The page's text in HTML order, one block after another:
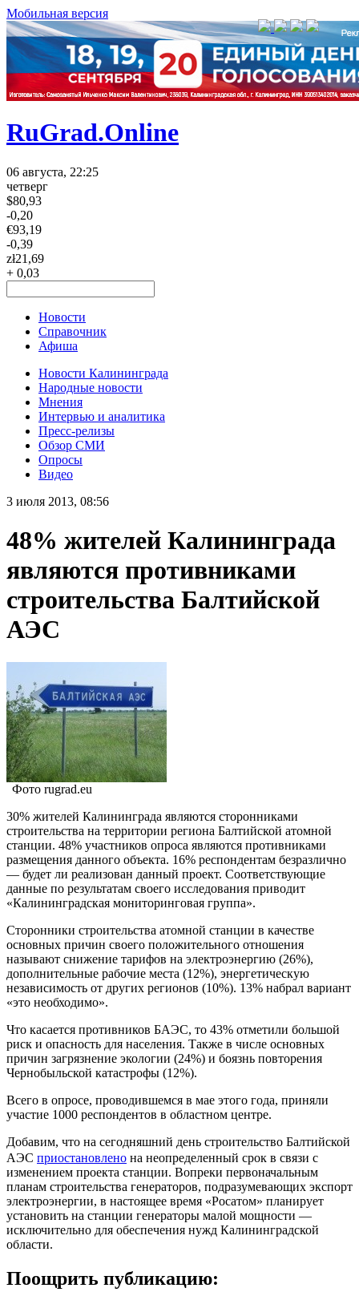
Мобильная версия
RuGrad.Online
06 августа, 22:25
четверг
$80,93
-0,20
€93,19
-0,39
zł21,69
+ 0,03
Новости
Справочник
Афиша
Новости Калининграда
Народные новости
Мнения
Интервью и аналитика
Пресс-релизы
Обзор СМИ
Опросы
Видео
3 июля 2013, 08:56
48% жителей Калининграда
являются противниками
строительства Балтийской
АЭС
Фото rugrad.eu
30% жителей Калининграда являются сторонниками
строительства на территории региона Балтийской атомной
станции. 48% участников опроса являются противниками
размещения данного объекта. 16% респондентам безразлично
— будет ли реализован данный проект. Соответствующие
данные по результатам своего исследования приводит
«Калининградская мониторинговая группа».
Сторонники строительства атомной станции в качестве
основных причин своего положительного отношения
называют снижение тарифов на электроэнергию (26%),
дополнительные рабочие места (12%), энергетическую
независимость от других регионов (10%). 13% набрал вариант
«это необходимо».
Что касается противников БАЭС, то 43% отметили большой
риск и опасность для населения. Также в числе основных
причин загрязнение экологии (24%) и боязнь повторения
Чернобыльской катастрофы (12%).
Всего в опросе, проводившемся в мае этого года, приняли
участие 1000 респондентов в областном центре.
Добавим, что на сегодняшний день строительство Балтийской
АЭС приостановлено на неопределенный срок в связи с
изменением проекта станции. Вопреки первоначальным
планам строительства генераторов, подразумевающих экспорт
электроэнергии, в настоящее время «Росатом» планирует
установить на станции генераторы малой мощности —
исключительно для обеспечения нужд Калининградской
области.
Поощрить публикацию: